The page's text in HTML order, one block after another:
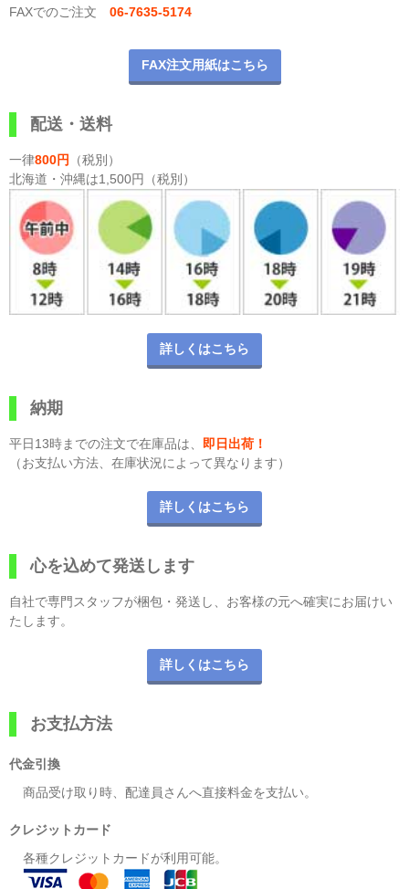
FAXでのご注文 06-7635-5174
FAX注文用紙はこちら
配送・送料
一律800円
（税別）
北海道・沖縄は1,500円（税別）
詳しくはこちら
納期
平日13時までの注文で在庫品は、 即日出荷！
（お支払い方法、在庫状況によって異なります）
詳しくはこちら
心を込めて発送します
自社で専門スタッフが梱包・発送し、お客様の元へ確実にお届けい
たします。
詳しくはこちら
お支払方法
代金引換
商品受け取り時、配達員さんへ直接料金を支払い。
クレジットカード
各種クレジットカードが利用可能。